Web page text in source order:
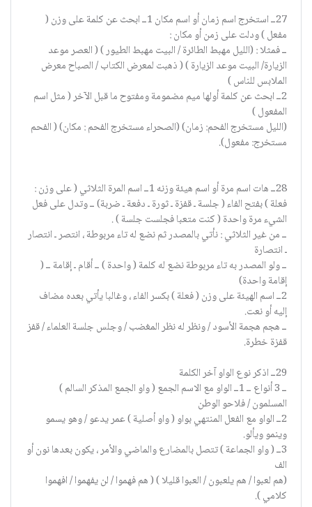
27ــ استخرج اسم زمان أو اسم مكان 1ــ ابحث عن كلمة على وزن (
مفعل ) ودلت على زمن أو مكان :
ــ فمثلا : (الليل مهبط الطائرة / البيت مهبط الطيور ) ( العصر موعد
الزيارة/ البيت موعد الزيارة ) ( ذهبت لمعرض الكتاب / الصباح معرض
الملابس للناس )
2ــ ابحث عن كلمة أولها ميم مضمومة ومفتوح ما قبل الآخر ( مثل اسم
المفعول )
(الليل مستخرج الفحم: زمان) (الصحراء مستخرج الفحم : مكان) ( الفحم
مستخرج: مفعول).
28ــ هات اسم مرة أو اسم هيئة وزنه 1ــ اسم المرة الثلاثي ( على وزن :
فعلة ) بفتح الفاء ( جلسة ـ قفزة ـ ثورة ـ دفعة ـ ضربة) ــ وتدل على فعل
الشيء مرة واحدة ( كنت متعبا فجلست جلسة ) .
ــ من غير الثلاثي : نأتي بالمصدر ثم نضع له تاء مربوطة ، انتصر ـ انتصار
ـ انتصارة
ــ ولو المصدر به تاء مربوطة نضع له كلمة ( واحدة ) ــ أقام ـ إقامة ــ (
إقامة واحدة)
2ــ اسم الهيئة على وزن ( فعلة ) بكسر الفاء ، وغالبا يأتي بعده مضاف
إليه أو نعت.
ــ هجم هجمة الأسود / ونظر له نظر المغضب / وجلس جلسة العلماء / قفز
قفزة خطرة.
29ــ اذكر نوع الواو آخر الكلمة
ــ 3 أنواع ــ 1ــ الواو مع الاسم الجمع ( واو الجمع المذكر السالم )
المسلمون / فلاحو الوطن
2ــ الواو مع الفعل المنتهي بواو ( واو أصلية ) عمر يدعو / وهو يسمو
وينمو ويألو.
3ــ ( واو الجماعة ) تتصل بالمضارع والماضي والأمر ، يكون بعدها نون أو
الف
(هم لعبوا / هم يلعبون / العبوا قليلا ) ( هم فهموا / لن يفهموا / افهموا
كلامي ).